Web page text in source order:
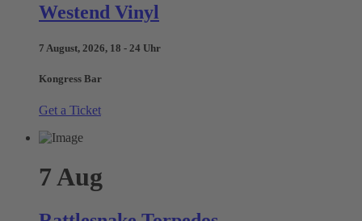
Westend Vinyl
7 August, 2026, 18 - 24 Uhr
Kongress Bar
Get a Ticket
7Aug